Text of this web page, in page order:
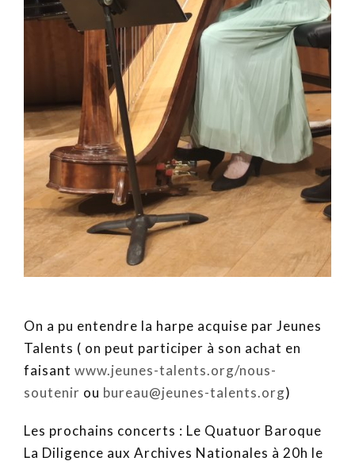
On a pu entendre la harpe acquise par Jeunes
Talents ( on peut participer à son achat en
faisant www.jeunes-talents.org/nous-
soutenir ou bureau@jeunes-talents.org)
Les prochains concerts : Le Quatuor Baroque
La Diligence aux Archives Nationales à 20h le